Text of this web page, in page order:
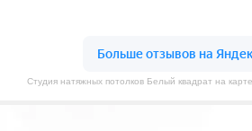
Студия натяжных потолков Белый квадрат на